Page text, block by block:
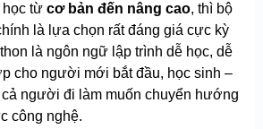
từ cơ bản đến nâng cao, thì bộ
là lựa chọn rất đáng giá cực kỳ
là ngôn ngữ lập trình dễ học, dễ
cho người mới bắt đầu, học sinh –
người đi làm muốn chuyển hướng
công nghệ.